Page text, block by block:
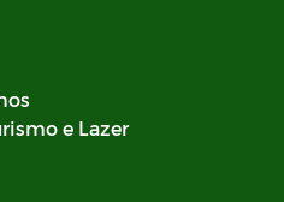
e Lazer